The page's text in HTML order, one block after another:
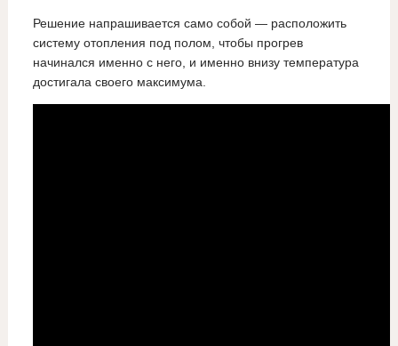
Решение напрашивается само собой — расположить
систему отопления под полом, чтобы прогрев
начинался именно с него, и именно внизу температура
достигала своего максимума.